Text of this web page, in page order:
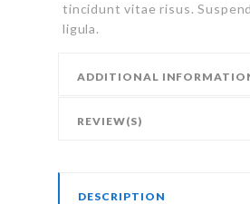
tincidunt vitae risus.
ligula.
ADDITIONAL
REVIEW(S)
DESCRIPTION